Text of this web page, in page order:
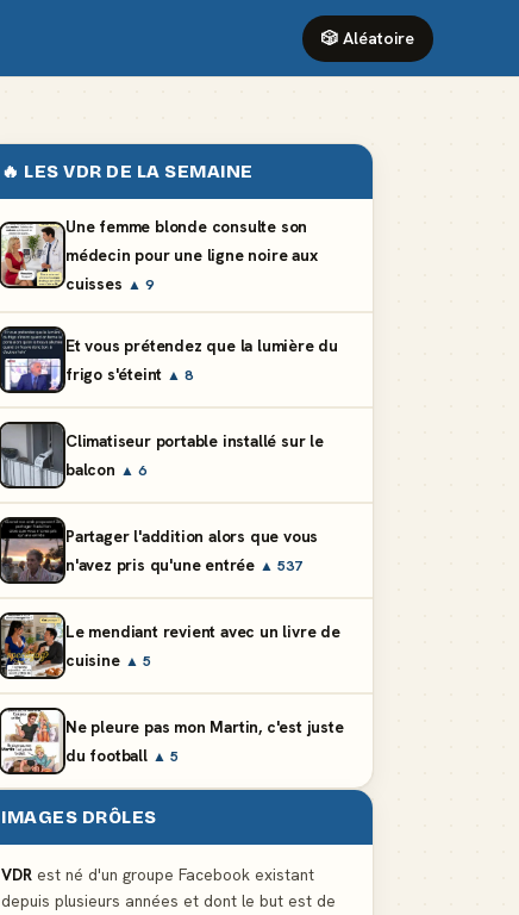
🎲 Aléatoire
🔥 LES VDR DE LA SEMAINE
Une femme blonde consulte son
médecin pour une ligne noire aux
cuisses ▲ 9
Et vous prétendez que la lumière du
frigo s'éteint ▲ 8
Climatiseur portable installé sur le
balcon ▲ 6
Partager l'addition alors que vous
n'avez pris qu'une entrée ▲ 537
Le mendiant revient avec un livre de
cuisine ▲ 5
Ne pleure pas mon Martin, c'est juste
du football ▲ 5
IMAGES DRÔLES
VDR est né d'un groupe Facebook existant
depuis plusieurs années et dont le but est de